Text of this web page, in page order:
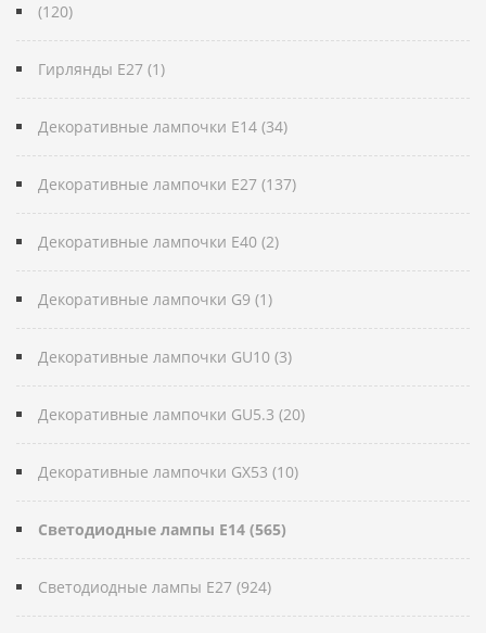
(120)
Гирлянды E27 (1)
Декоративные лампочки E14 (34)
Декоративные лампочки E27 (137)
Декоративные лампочки E40 (2)
Декоративные лампочки G9 (1)
Декоративные лампочки GU10 (3)
Декоративные лампочки GU5.3 (20)
Декоративные лампочки GX53 (10)
Светодиодные лампы E14 (565)
Светодиодные лампы E27 (924)